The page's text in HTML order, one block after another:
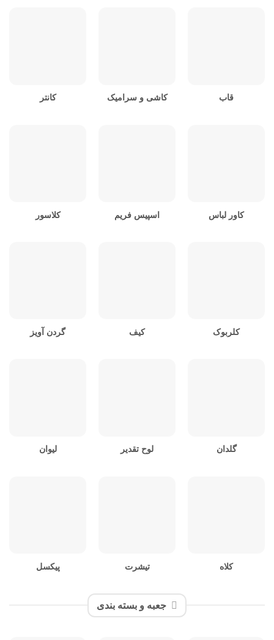
قاب کاشی و سرامیک کانتر
کاور لباس اسپیس فریم کلاسور
کلربوک کیف گردن آویز
گلدان لوح تقدیر لیوان
کلاه تیشرت پیکسل
جعبه و بسته بندی